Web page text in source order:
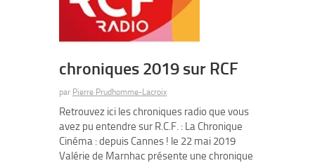
chroniques 2019 sur RCF
par Pierre Prudhomme-Lacroix
Retrouvez ici les chroniques radio que vous
avez pu entendre sur R.C.F. : La Chronique
Cinéma : depuis Cannes ! le 22 mai 2019
Valérie de Marnhac présente une chronique